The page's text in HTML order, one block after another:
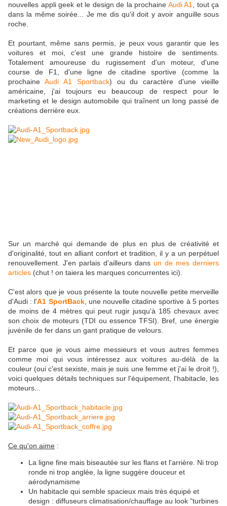
nouvelles appli geek et le design de la prochaine Audi A1
, tout ça
dans la même soirée... Je me dis qu'il doit y avoir anguille sous
roche.
Et pourtant, même sans permis, je peux vous garantir que les
voitures et moi, c'est une grande histoire de sentiments.
Totalement amoureuse du rugissement d'un moteur, d'une
course de F1
, d'une ligne de citadine sportive (comme la
prochaine Audi A1 Sportback) ou du caractère d'une vieille
américaine, j'ai toujours eu beaucoup de respect pour le
marketing et le design automobile qui traînent un long passé de
créations derrière eux.
Sur un marché qui demande de plus en plus de créativité et
d'originalité, tout en alliant confort et tradition, il y a un perpétuel
renouvellement. J'en parlais d'ailleurs dans un de mes derniers
articles (chut ! on taiera les marques concurrentes ici).
C'est alors que je vous présente la toute nouvelle petite merveille
d'Audi : l'A1 SportBack, une nouvelle citadine sportive à 5 portes
de moins de 4 mètres qui peut rugir jusqu'à 185 chevaux avec
son choix de moteurs (TDI ou essenceTFSI). Bref, une énergie
juvénile de fer dans un gant pratique de velours.
Et parce que je vous aime messieurset vous autres femmes
comme moi qui vous intéressez aux voituresau-délà de la
couleur (oui c'est sexiste, mais je suis une femme et j'ai le droit !),
voici quelques détails techniques sur l'équipement, l'habitacle, les
moteurs...
Ce qu'on aime :
La ligne fine mais biseautée sur les flans et l'arrière. Ni trop
ronde ni trop anglée , la ligne suggère douceur et
aérodynamisme
Un habitacle qui semble spacieux mais très équipé et
design : diffuseurs climatisation/chauffage au look "turbines